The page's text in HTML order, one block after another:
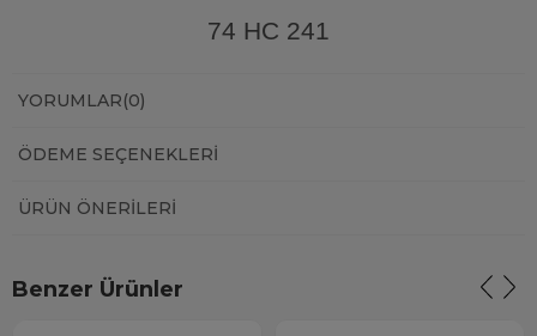
74 HC 241
YORUMLAR(0)
ÖDEME SEÇENEKLERI
ÜRÜN ÖNERILERI
Benzer Ürünler